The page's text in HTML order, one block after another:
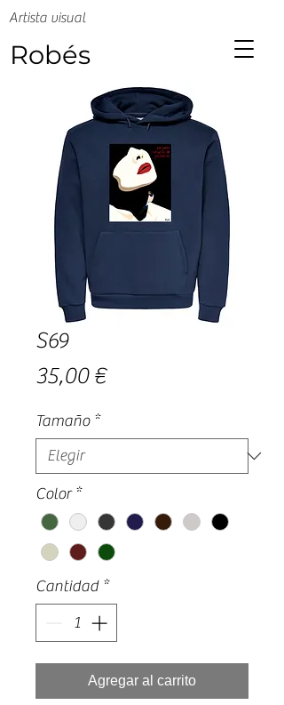
Robés
Artista visual
S69
35,00 €Precio
Tamaño *
Color *
Cantidad *
Agregar al carrito